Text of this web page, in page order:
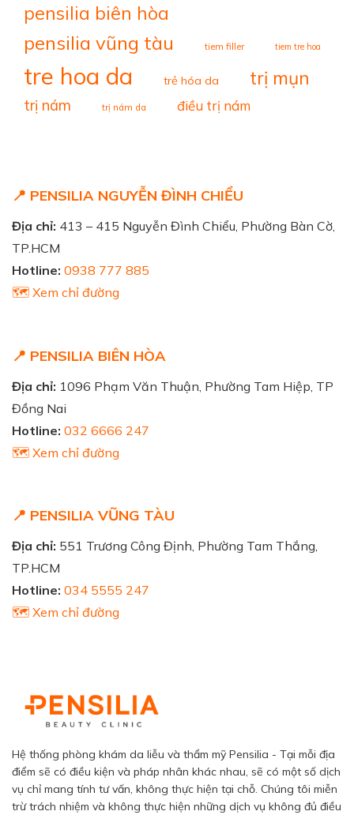
pensilia biên hòa
pensilia vũng tàu tiem filler tiem tre hoa
tre hoa da trẻ hóa da trị mụn
trị nám trị nám da điều trị nám
📍 PENSILIA NGUYỄN ĐÌNH CHIỂU
Địa chỉ: 413 – 415 Nguyễn Đình Chiểu, Phường Bàn Cờ,
TP.HCM
Hotline: 0938 777 885
🗺️ Xem chỉ đường
📍 PENSILIA BIÊN HÒA
Địa chỉ: 1096 Phạm Văn Thuận, Phường Tam Hiệp, TP
Đồng Nai
Hotline: 032 6666 247
🗺️ Xem chỉ đường
📍 PENSILIA VŨNG TÀU
Địa chỉ: 551 Trương Công Định, Phường Tam Thắng,
TP.HCM
Hotline: 034 5555 247
🗺️ Xem chỉ đường
Hệ thống phòng khám da liễu và thẩm mỹ Pensilia - Tại mỗi địa
điểm sẽ có điều kiện và pháp nhân khác nhau, sẽ có một số dịch
vụ chỉ mang tính tư vấn, không thực hiện tại chỗ. Chúng tôi miễn
trừ trách nhiệm và không thực hiện những dịch vụ không đủ điều